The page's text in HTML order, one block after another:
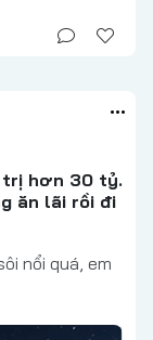
trị hơn 30 tỷ.
ăn lãi rồi đi
nổi quá, em